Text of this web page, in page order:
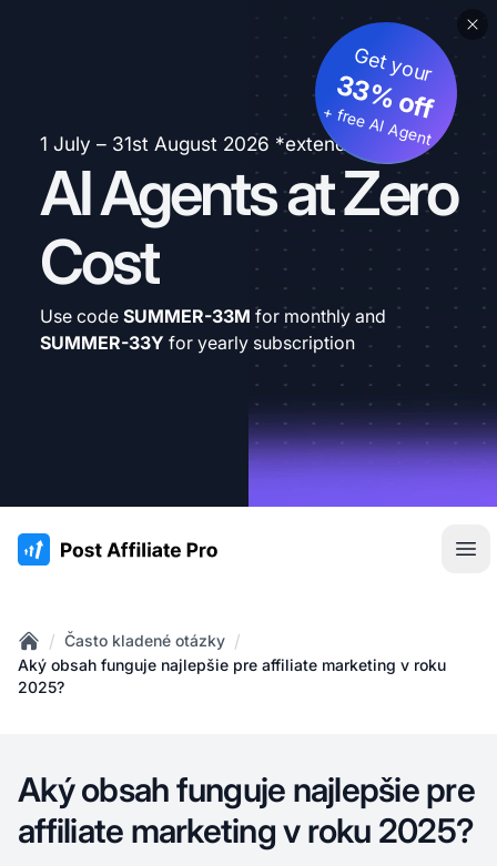
1 July – 31st August 2026 *extended
AI Agents at Zero
Cost
Get your
33% off
+ free AI Agent
Use code SUMMER-33M for monthly and
SUMMER-33Y for yearly subscription
:site.title
Home
/ Často kladené otázky /
Aký obsah funguje najlepšie pre affiliate marketing v roku
2025?
Aký obsah funguje najlepšie pre
affiliate marketing v roku 2025?